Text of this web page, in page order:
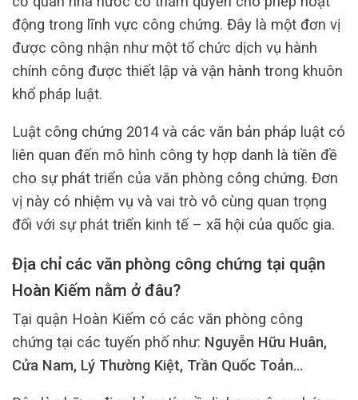
động trong lĩnh vực công chứng. Đây là một đơn vị
được công nhận như một tổ chức dịch vụ hành
chính công được thiết lập và vận hành trong khuôn
khổ pháp luật.
Luật công chứng 2014 và các văn bản pháp luật có
liên quan đến mô hình công ty hợp danh là tiền đề
cho sự phát triển của văn phòng công chứng. Đơn
vị này có nhiệm vụ và vai trò vô cùng quan trọng
đối với sự phát triển kinh tế – xã hội của quốc gia.
Địa chỉ các văn phòng công chứng tại quận
Hoàn Kiếm nằm ở đâu?
Tại quận Hoàn Kiếm có các văn phòng công
chứng tại các tuyến phố như: Nguyễn Hữu Huân,
Cửa Nam, Lý Thường Kiệt, Trần Quốc Toản…